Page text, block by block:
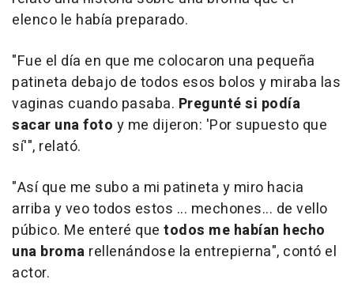
elenco le había preparado.
"Fue el día en que me colocaron una pequeña
patineta debajo de todos esos bolos y miraba las
vaginas cuando pasaba. Pregunté si podía
sacar una foto y me dijeron: 'Por supuesto que
sí'", relató.
"Así que me subo a mi patineta y miro hacia
arriba y veo todos estos ... mechones... de vello
púbico. Me enteré que todos me habían hecho
una broma rellenándose la entrepierna", contó el
actor.